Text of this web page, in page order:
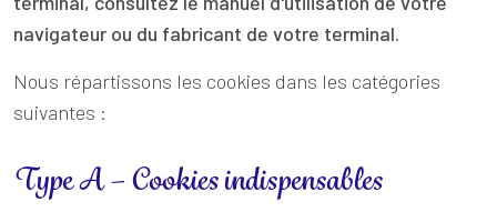
navigateur ou du fabricant de votre terminal.
Nous répartissons les cookies dans les catégories
suivantes :
Type A – Cookies indispensables